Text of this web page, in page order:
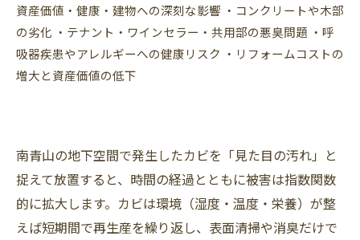
資産価値・健康・建物への深刻な影響 ・コンクリートや木部
の劣化 ・テナント・ワインセラー・共用部の悪臭問題 ・呼
吸器疾患やアレルギーへの健康リスク ・リフォームコストの
増大と資産価値の低下
南青山の地下空間で発生したカビを「見た目の汚れ」と
捉えて放置すると、時間の経過とともに被害は指数関数
的に拡大します。カビは環境（湿度・温度・栄養）が整
えば短期間で再生産を繰り返し、表面清掃や消臭だけで